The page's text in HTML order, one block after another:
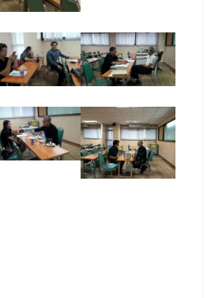
10 ไร่ ด้านหลังโรงสีข้าว